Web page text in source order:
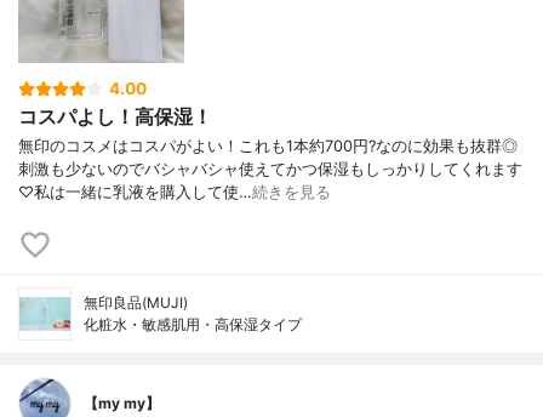
4.00
コスパよし！高保湿！
無印のコスメはコスパがよい！これも1本約700円?なのに効果も抜群◎
刺激も少ないのでバシャバシャ使えてかつ保湿もしっかりしてくれます
♡私は一緒に乳液を購入して使…続きを見る
無印良品(MUJI)
化粧水・敏感肌用・高保湿タイプ
【my my】